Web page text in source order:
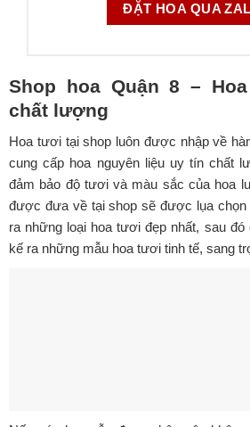
ĐẶT HOA QUA
Shop hoa Quận 8 –
chất lượng
Hoa tươi tại shop luôn được nhập về
cung cấp hoa nguyên liệu uy tín chất
đảm bảo độ tươi và màu sắc của hoa
được đưa về tại shop sẽ được lụa chọn
ra những loại hoa tươi đẹp nhất, sau
kế ra những mẫu hoa tươi tinh tế, sang